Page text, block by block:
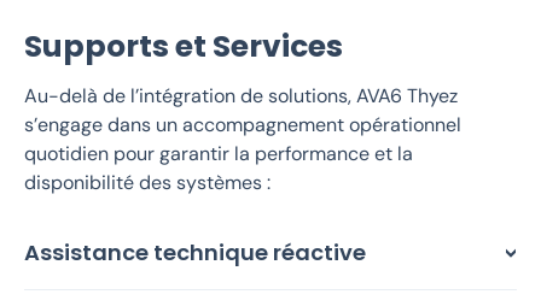
Supports et Services
Au-delà de l’intégration de solutions, AVA6 Thyez
s’engage dans un accompagnement opérationnel
quotidien pour garantir la performance et la
disponibilité des systèmes :
Assistance technique réactive